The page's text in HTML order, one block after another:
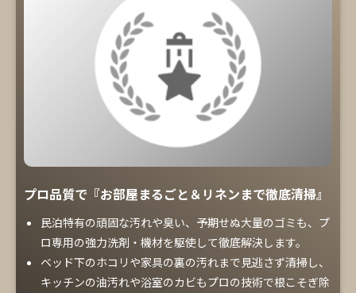
プロ品質で『お部屋まるごと＆リネンまで徹底清掃』
民泊特有の頑固な汚れや臭い、予期せぬ大量のゴミも、プ
ロ専用の強力洗剤・機材を駆使して徹底解決します。
ベッド下のホコリや家具の裏の汚れまで見逃さず清掃し、
キッチンの油汚れや浴室のカビもプロの技術で根こそぎ除